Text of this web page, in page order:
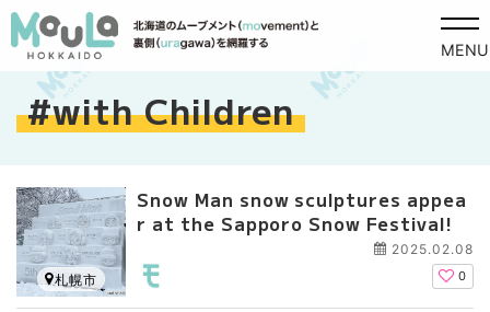
MENU
with Children
Snow Man snow sculptures appea
r at the Sapporo Snow Festival!
2025.02.08
0
札幌市